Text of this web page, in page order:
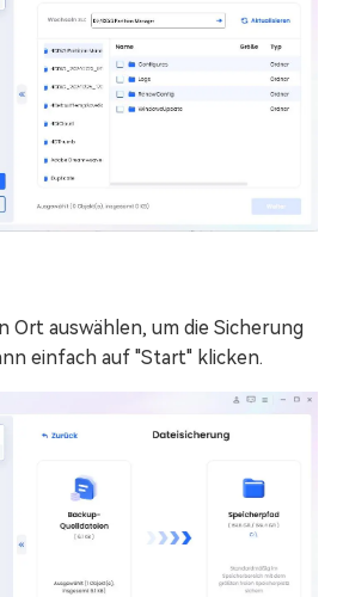
Ort auswählen, um die Sicherung
einfach auf "Start" klicken.